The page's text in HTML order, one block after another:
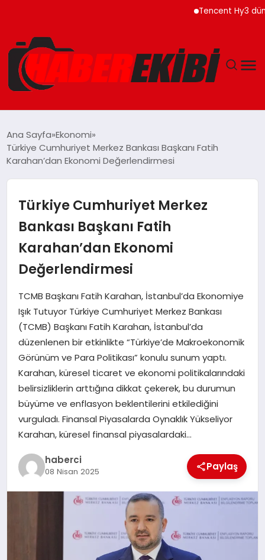
Tencent Hy3 dünya
GÜNCEL
EKONOMI
MAGAZIN
SAĞLIK
SPOR
TEKNOLOJI
YAŞAM
Ana Sayfa Ekonomi
Türkiye Cumhuriyet Merkez Bankası Başkanı Fatih
Karahan’dan Ekonomi Değerlendirmesi
Türkiye Cumhuriyet Merkez
Bankası Başkanı Fatih
Karahan’dan Ekonomi
Değerlendirmesi
TCMB Başkanı Fatih Karahan, İstanbul’da Ekonomiye
Işık Tutuyor Türkiye Cumhuriyet Merkez Bankası
(TCMB) Başkanı Fatih Karahan, İstanbul’da
düzenlenen bir etkinlikte “Türkiye’de Makroekonomik
Görünüm ve Para Politikası” konulu sunum yaptı.
Karahan, küresel ticaret ve ekonomi politikalarındaki
belirsizliklerin arttığına dikkat çekerek, bu durumun
büyüme ve enflasyon beklentilerini etkilediğini
vurguladı. Finansal Piyasalarda Oynaklık Yükseliyor
Karahan, küresel finansal piyasalardaki…
haberci
08 Nisan 2025 Paylaş